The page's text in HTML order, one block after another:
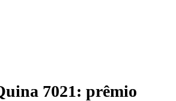
7021: prêmio